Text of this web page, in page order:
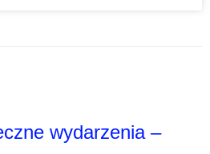
wydarzenia –